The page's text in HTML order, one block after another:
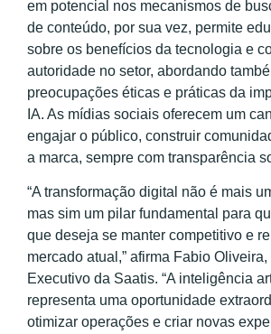
em potencial nos mecanismos de
de conteúdo, por sua vez, permite
sobre os benefícios da tecnologia e
autoridade no setor, abordando
preocupações éticas e práticas da
IA. As mídias sociais oferecem um
engajar o público, construir
a marca, sempre com transparência
“A transformação digital não é mais
mas sim um pilar fundamental para
que deseja se manter competitivo e
mercado atual,” afirma Fabio
Executivo da Saatis. “A inteligência
representa uma oportunidade
otimizar operações e criar novas